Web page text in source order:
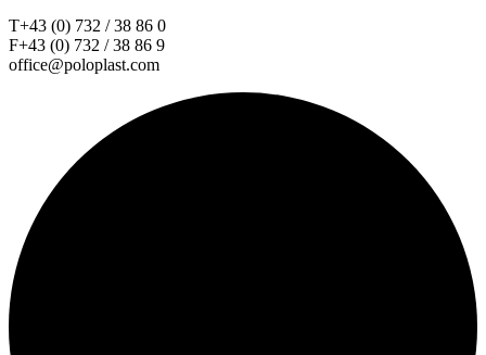
T+43 (0) 732 / 38 86 0
F+43 (0) 732 / 38 86 9
office@poloplast.com